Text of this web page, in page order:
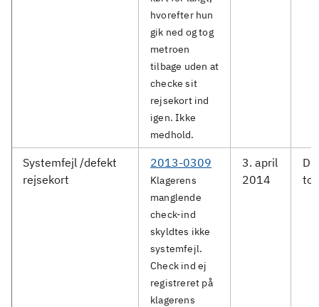
hvorefter hun
gik ned og tog
metroen
tilbage uden at
checke sit
rejsekort ind
igen. Ikke
medhold.
Systemfejl /defekt
rejsekort
2013-0309
Klagerens
manglende
check-ind
skyldtes ikke
systemfejl.
Check ind ej
registreret på
klagerens
3. april
2014
tog